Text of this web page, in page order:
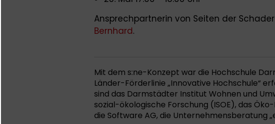
Ansprechpartnerin von Seiten der
Bernhard.
Mit dem s:ne-Konzept war die Hochschule
Länder-Förderlinie „Innovative Hochschule“
sind das Darmstädter Institut Wohnen und
sozial-ökologische Forschung (ISOE), das
die Software AG, die Unternehmensberatung